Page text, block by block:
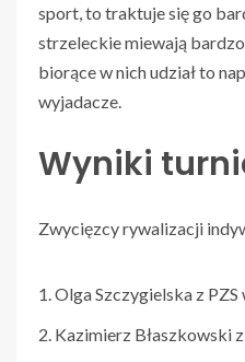
sport, to traktuje się go
strzeleckie miewają
biorące w nich udział to
wyjadacze.
Wyniki
Zwycięzcy rywalizacji
Olga Szczygielska z PZS
Kazimierz Błaszkowski